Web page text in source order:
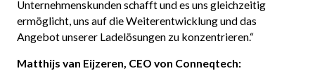
Unternehmenskunden schafft und es uns gleichzeitig
ermöglicht, uns auf die Weiterentwicklung und das
Angebot unserer Ladelösungen zu konzentrieren.“
Matthijs van Eijzeren, CEO von Conneqtech: